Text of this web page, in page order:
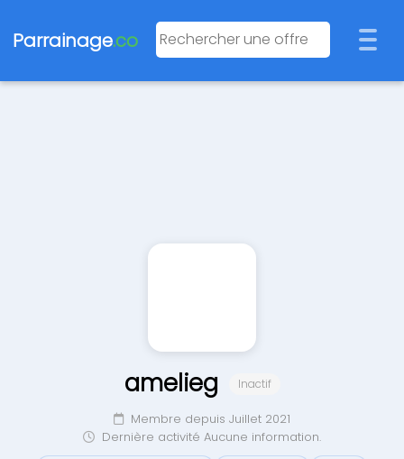
Parrainage.co
amelieg Inactif
Membre depuis Juillet 2021
Dernière activité Aucune information.